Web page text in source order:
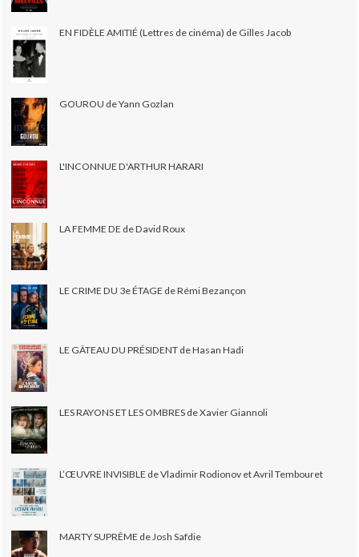
EN FIDÈLE AMITIÉ (Lettres de cinéma) de Gilles Jacob
GOUROU de Yann Gozlan
L'INCONNUE D'ARTHUR HARARI
LA FEMME DE de David Roux
LE CRIME DU 3e ÉTAGE de Rémi Bezançon
LE GÂTEAU DU PRÉSIDENT de Hasan Hadi
LES RAYONS ET LES OMBRES de Xavier Giannoli
L’ŒUVRE INVISIBLE de Vladimir Rodionov et Avril Tembouret
MARTY SUPRÊME de Josh Safdie